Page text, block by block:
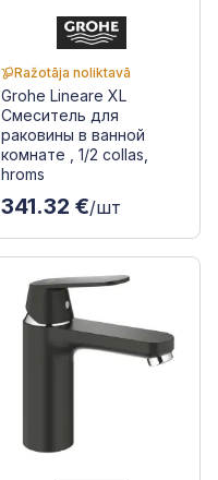
Ražotāja noliktavā
Grohe Lineare XL
Смеситель для
раковины в ванной
комнате , 1/2 collas,
hroms
341.32 €/шт